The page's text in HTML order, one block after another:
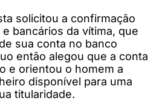
solicitou a confirmação
bancários da vítima, que
sua conta no banco
então alegou que a conta
e orientou o homem a
disponível para uma
titularidade.